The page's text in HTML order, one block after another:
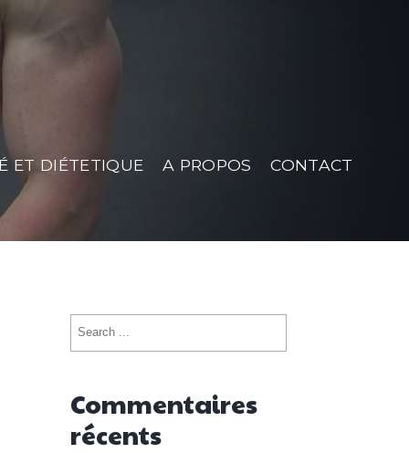
ET DIÉTETIQUE A PROPOS CONTACT
Search
for:
Commentaires
récents